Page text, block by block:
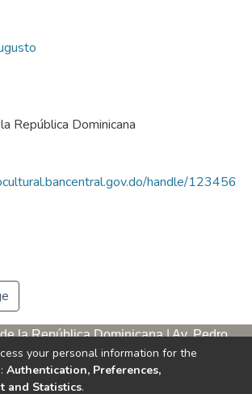
República Dominicana
handle/123456
la República Dominicana | Av. Pedro
Av. Leopoldo Navarro. Antigua sede,
tercer piso
your personal information for the
Authentication, Preferences,
and Statistics.